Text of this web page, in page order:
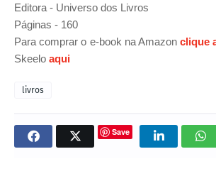
Editora - Universo dos Livros
Páginas - 160
Para comprar o e-book na Amazonclique
Skeelo aqui
livros
Save